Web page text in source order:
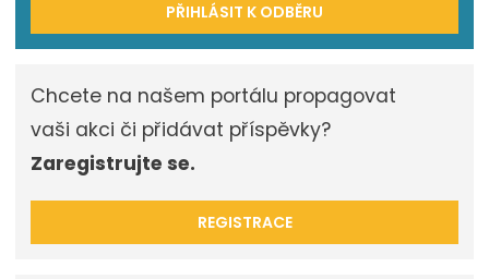
PŘIHLÁSIT K ODBĚRU
Chcete na našem portálu propagovat
vaši akci či přidávat příspěvky?
Zaregistrujte se.
REGISTRACE